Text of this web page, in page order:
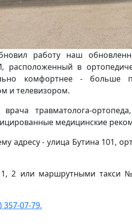
работу наш
в
комфортнее - больше
и телевизором.
травматолога-
медицинские
адресу - улица Бутина 101,
2 или маршрутными такси
357-07-79.